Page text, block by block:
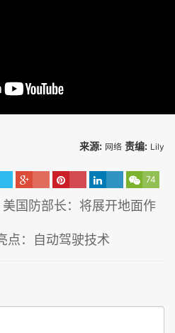
来源: 网络 责编: Lily
74
国防部长：将展开地面作
点：自动驾驶技术